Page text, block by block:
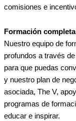
comisiones e
Formación completa
Nuestro equipo de
profundos a través
para que puedas
y nuestro plan de
asociada, The V,
programas de
educar e inspirar.